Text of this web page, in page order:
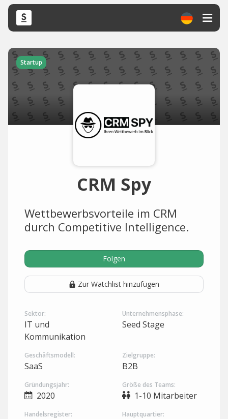
Startup
CRM Spy
Wettbewerbsvorteile im CRM
durch Competitive Intelligence.
Folgen
Zur Watchlist hinzufügen
Sektor:
IT und
Kommunikation
Unternehmensphase:
Seed Stage
Geschäftsmodell:
SaaS
Zielgruppe:
B2B
Gründungsjahr:
2020
Größe des Teams:
1-10 Mitarbeiter
Handelsregister: Hauptquartier: